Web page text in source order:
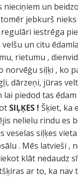
nieciņiem un
jebkurš
iestrēga
velšu un citu
rietumu ,
norvēģu siļķi , ko
dārzeņi, jūras
lai piedod tas
SIĻĶES ! Šķiet, ka
nelielu rindu es
veselas siļķes
. Mēs latvieši
klāt nedaudz
ar to, ka